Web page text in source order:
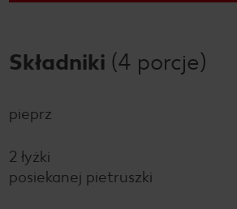
Składniki (4 porcje)
pieprz
2 łyżki
posiekanej pietruszki